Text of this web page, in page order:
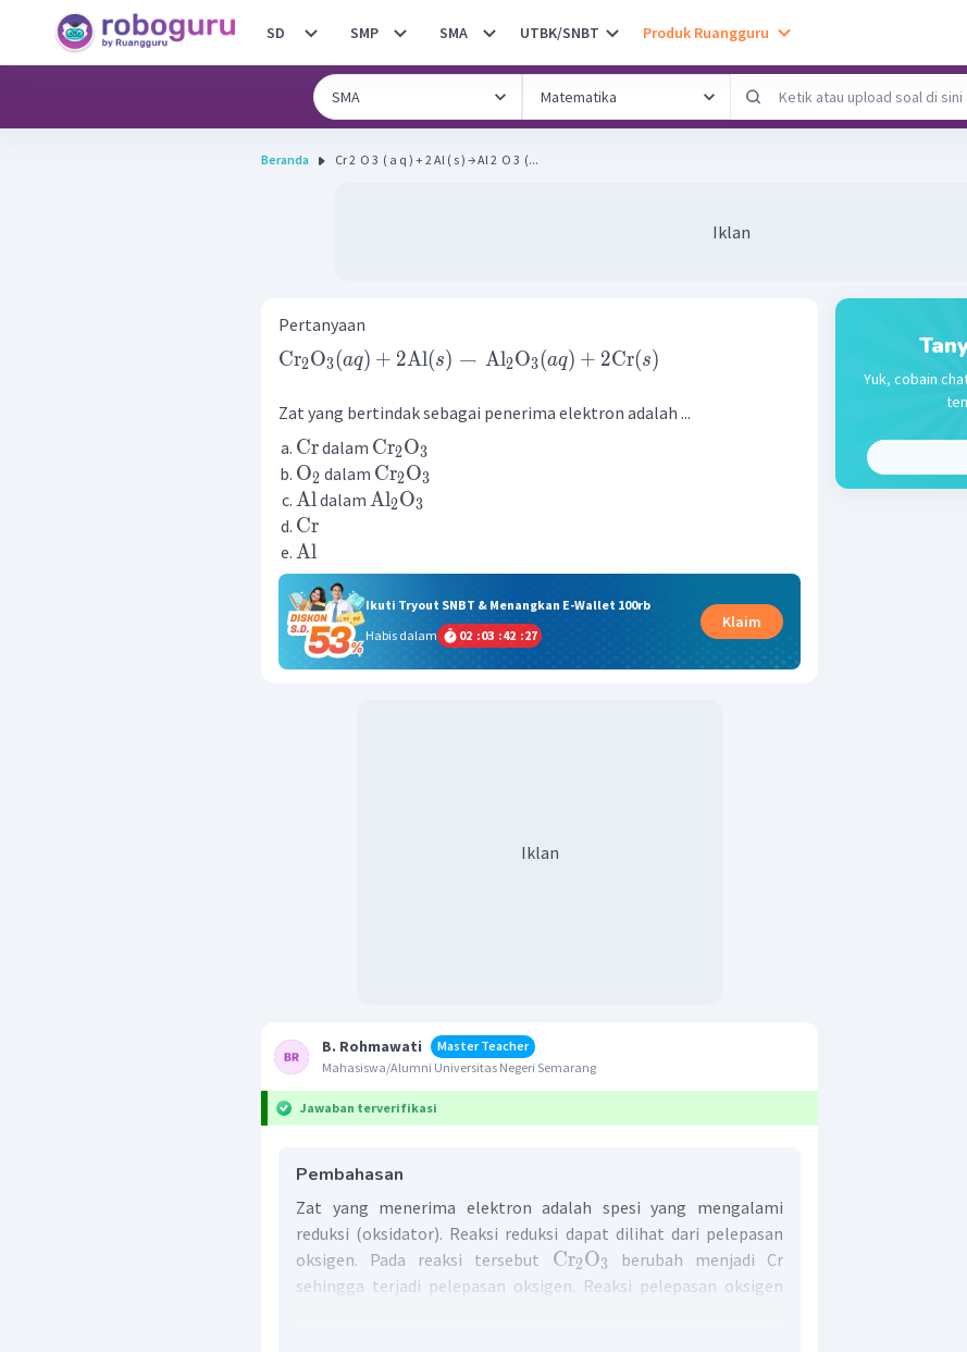
SD SMP SMA UTBK/SNBT Produk Ruangguru
Beranda Cr 2 ​ O 3 ​ ( a q ) + 2 Al ( s ) → Al 2 ​ O 3 ​ (...
Iklan
Pertanyaan
Cr2O3(aq) + 2Al(s) → Al2O3(aq) + 2Cr(s)
Zat yang bertindak sebagai penerima elektron adalah ...
Crdalam Cr2O3
O2 dalam Cr2O3
Aldalam Al2O3
Cr
Al
Ikuti Tryout SNBT & Menangkan E-Wallet 100rb
Habis dalam
02 :03 :42 :27
Klaim
Iklan
B. Rohmawati
Master Teacher
Mahasiswa/Alumni Universitas Negeri Semarang
Jawaban terverifikasi
Pembahasan
Zat yang menerima elektron adalah spesi yang mengalami
reduksi (oksidator). Reaksi reduksi dapat dilihat dari pelepasan
oksigen. Pada reaksi tersebut Cr2O3
berubah menjadi Cr
sehingga terjadi pelepasan oksigen. Reaksi pelepasan oksigen
Yuk, cobain